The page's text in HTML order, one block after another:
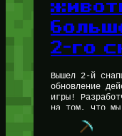
2-го
Вышел 2-й
обновление
игры!
на том, что
животных, а
которого…